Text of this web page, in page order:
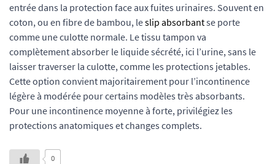
entrée dans la protection face aux fuites urinaires. Souvent en
coton, ou en fibre de bambou, leslip absorbantse porte
comme une culotte normale. Le tissu tampon va
complètement absorber le liquide sécrété, ici l’urine, sans le
laisser traverser la culotte, comme les protections jetables.
Cette option convient majoritairement pour l’incontinence
légère à modérée pour certains modèles très absorbants.
Pour une incontinence moyenne à forte, privilégiez les
protections anatomiques et changes complets.
0